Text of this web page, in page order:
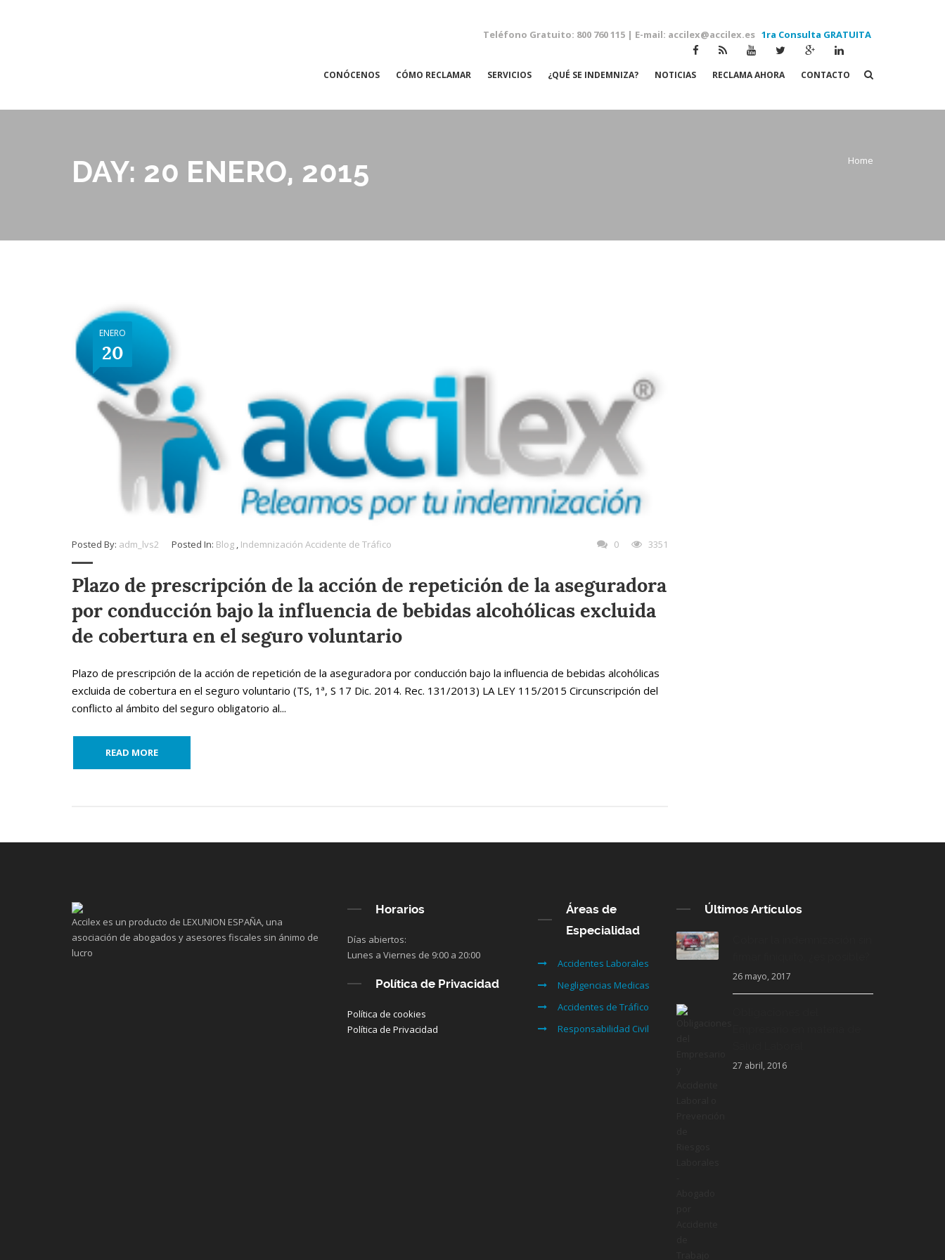
Teléfono Gratuito: 800 760 115 | E-mail: accilex@accilex.es 1ra Consulta GRATUITA
CONÓCENOS CÓMO RECLAMAR SERVICIOS ¿QUÉ SE INDEMNIZA? NOTICIAS RECLAMA AHORA CONTACTO
DAY: 20 ENERO, 2015
ENERO
20
Posted By: adm_lvs2 Posted In: Blog , Indemnización Accidente de Tráfico 0 3351
Plazo de prescripción de la acción de repetición de la aseguradora
por conducción bajo la influencia de bebidas alcohólicas excluida
de cobertura en el seguro voluntario
Plazo de prescripción de la acción de repetición de la aseguradora por conducción bajo la influencia de bebidas alcohólicas
excluida de cobertura en el seguro voluntario (TS, 1ª, S 17 Dic. 2014. Rec. 131/2013) LA LEY 115/2015 Circunscripción del
conflicto al ámbito del seguro obligatorio al...
READ MORE
Accilex es un producto de LEXUNION ESPAÑA, una
asociación de abogados y asesores fiscales sin ánimo de
lucro
Horarios
Días abiertos:
Lunes a Viernes de 9:00 a 20:00
Política de Privacidad
Política de cookies
Política de Privacidad
Áreas de
Especialidad
Accidentes Laborales
Negligencias Medicas
Accidentes de Tráfico
Responsabilidad Civil
Últimos Artículos
26 mayo, 2017
27 abril, 2016